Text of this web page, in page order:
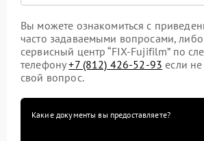
Вы можете ознакомиться с
часто задаваемыми вопросами, либо
сервисный центр “FIX-Fujifilm” по
телефону+7 (812) 426-52-93 если
свой вопрос.
Какие документы вы предоставляете?